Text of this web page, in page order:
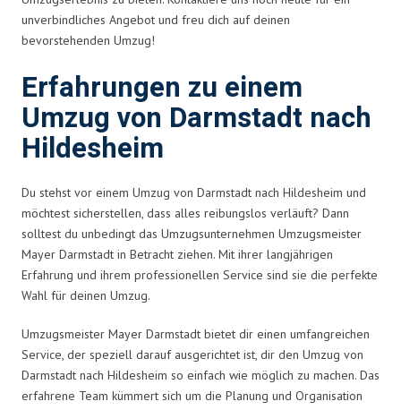
unverbindliches Angebot und freu dich auf deinen
bevorstehenden Umzug!
Erfahrungen zu einem
Umzug von Darmstadt nach
Hildesheim
Du stehst vor einem Umzug von Darmstadt nach Hildesheim und
möchtest sicherstellen, dass alles reibungslos verläuft? Dann
solltest du unbedingt das Umzugsunternehmen Umzugsmeister
Mayer Darmstadt in Betracht ziehen. Mit ihrer langjährigen
Erfahrung und ihrem professionellen Service sind sie die perfekte
Wahl für deinen Umzug.
Umzugsmeister Mayer Darmstadt bietet dir einen umfangreichen
Service, der speziell darauf ausgerichtet ist, dir den Umzug von
Darmstadt nach Hildesheim so einfach wie möglich zu machen. Das
erfahrene Team kümmert sich um die Planung und Organisation